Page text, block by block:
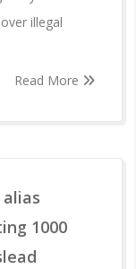
illegal
Read More
1000